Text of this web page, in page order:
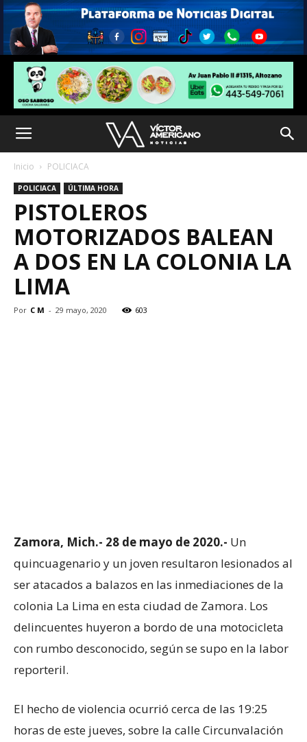
Inicio POLICIACA
POLICIACA ÚLTIMA HORA
PISTOLEROS
MOTORIZADOS BALEAN
A DOS EN LA COLONIA LA
LIMA
Por C M - 29 mayo, 2020 603
Zamora, Mich.- 28 de mayo de 2020.- Un
quincuagenario y un joven resultaron lesionados al
ser atacados a balazos en las inmediaciones de la
colonia La Lima en esta ciudad de Zamora. Los
delincuentes huyeron a bordo de una motocicleta
con rumbo desconocido, según se supo en la labor
reporteril.
El hecho de violencia ocurrió cerca de las 19:25
horas de este jueves, sobre la calle Circunvalación